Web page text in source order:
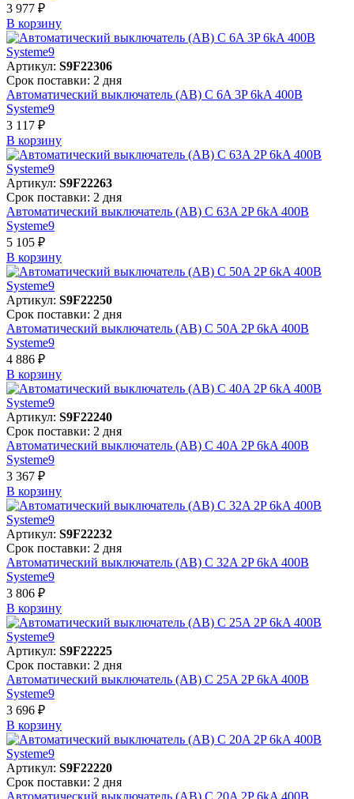
3 977 ₽
В корзинy
Артикул: S9F22306
Срок поставки: 2 дня
Автоматический выключатель (АВ) C 6A 3P 6kA 400В
Systeme9
3 117 ₽
В корзинy
Артикул: S9F22263
Срок поставки: 2 дня
Автоматический выключатель (АВ) C 63A 2P 6kA 400В
Systeme9
5 105 ₽
В корзинy
Артикул: S9F22250
Срок поставки: 2 дня
Автоматический выключатель (АВ) C 50A 2P 6kA 400В
Systeme9
4 886 ₽
В корзинy
Артикул: S9F22240
Срок поставки: 2 дня
Автоматический выключатель (АВ) C 40A 2P 6kA 400В
Systeme9
3 367 ₽
В корзинy
Артикул: S9F22232
Срок поставки: 2 дня
Автоматический выключатель (АВ) C 32A 2P 6kA 400В
Systeme9
3 806 ₽
В корзинy
Артикул: S9F22225
Срок поставки: 2 дня
Автоматический выключатель (АВ) C 25A 2P 6kA 400В
Systeme9
3 696 ₽
В корзинy
Артикул: S9F22220
Срок поставки: 2 дня
Автоматический выключатель (АВ) C 20A 2P 6kA 400В